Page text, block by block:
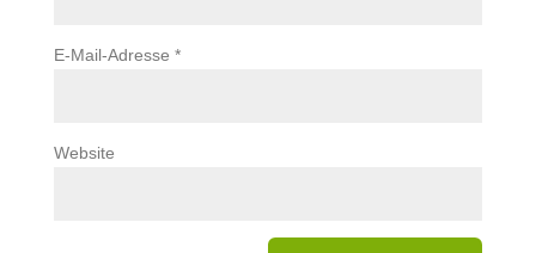
E-Mail-Adresse *
Website